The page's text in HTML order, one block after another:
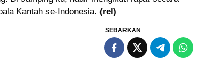
Kantah se-Indonesia. (rel)
SEBARKAN